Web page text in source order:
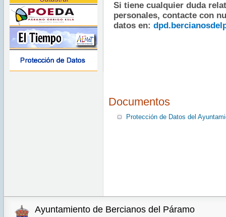
Si tiene cualquier duda
personales, contacte con
datos en:
Documentos
Protección de Datos del
Ayuntamiento de Bercianos del Páramo